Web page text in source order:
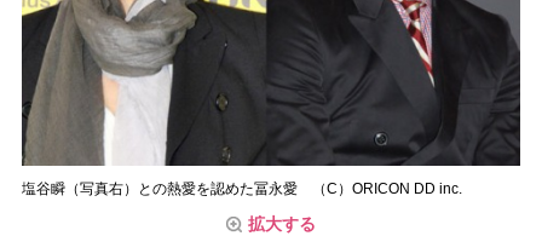
塩谷瞬（写真右）との熱愛を認めた冨永愛 （C）ORICON DD inc.
拡大する